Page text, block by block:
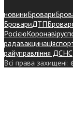
новиниБровари
БровариДТП
РосієюКоронавірус
радавакцинація
райуправління ДСНС
Всі права